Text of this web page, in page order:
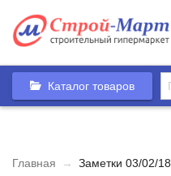
Каталог товаров
Главная → Заметки 03/02/18